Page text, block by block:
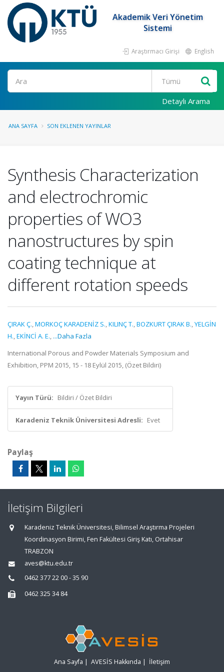
Akademik Veri Yönetim
Sistemi
Araştırmacı Girişi English
Ara
Detaylı Arama
ANA SAYFA SON EKLENEN YAYINLAR
Synthesis Characterization
and electrochromic
properties of WO3
nanostructures by spin
coating technique at
different rotation speeds
ÇIRAK Ç.,MORKOÇ KARADENİZ S.,KILINÇ T.,BOZKURT ÇIRAK B.,YELGİN
H.,EKİNCİ A. E., ...Daha Fazla
International Porous and Powder Materials Symposium and
Exhibition, PPM 2015, 15 - 18 Eylül 2015, (Özet Bildiri)
Yayın Türü: Bildiri / Özet Bildiri
Karadeniz Teknik Üniversitesi Adresli: Evet
Paylaş
İletişim Bilgileri
Karadeniz Teknik Üniversitesi, Bilimsel Araştırma Projeleri
Koordinasyon Birimi, Fen Fakültesi Giriş Katı, Ortahisar
TRABZON
aves@ktu.edu.tr
0462 377 22 00 - 35 90
0462 325 34 84
Ana Sayfa | AVESİS Hakkında | İletişim